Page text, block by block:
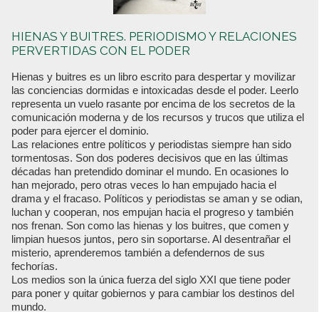
HIENAS Y BUITRES. PERIODISMO Y RELACIONES
PERVERTIDAS CON EL PODER
Hienas y buitres es un libro escrito para despertar y movilizar
las conciencias dormidas e intoxicadas desde el poder. Leerlo
representa un vuelo rasante por encima de los secretos de la
comunicación moderna y de los recursos y trucos que utiliza el
poder para ejercer el dominio.
Las relaciones entre políticos y periodistas siempre han sido
tormentosas. Son dos poderes decisivos que en las últimas
décadas han pretendido dominar el mundo. En ocasiones lo
han mejorado, pero otras veces lo han empujado hacia el
drama y el fracaso. Políticos y periodistas se aman y se odian,
luchan y cooperan, nos empujan hacia el progreso y también
nos frenan. Son como las hienas y los buitres, que comen y
limpian huesos juntos, pero sin soportarse. Al desentrañar el
misterio, aprenderemos también a defendernos de sus
fechorías.
Los medios son la única fuerza del siglo XXI que tiene poder
para poner y quitar gobiernos y para cambiar los destinos del
mundo.